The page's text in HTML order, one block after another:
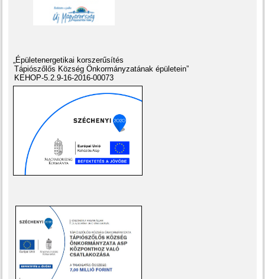
„Épületenergetikai korszerűsítés
Tápiószőlős Község Önkormányzatának épületein”
KEHOP-5.2.9-16-2016-00073